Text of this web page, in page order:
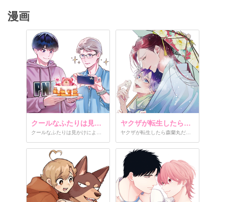
漫画
クールなふたりは見かけによらない
クールなふたりは見かけによらない
ヤクザが転生したら森蘭丸だった件
ヤクザが転生したら森蘭丸だった件